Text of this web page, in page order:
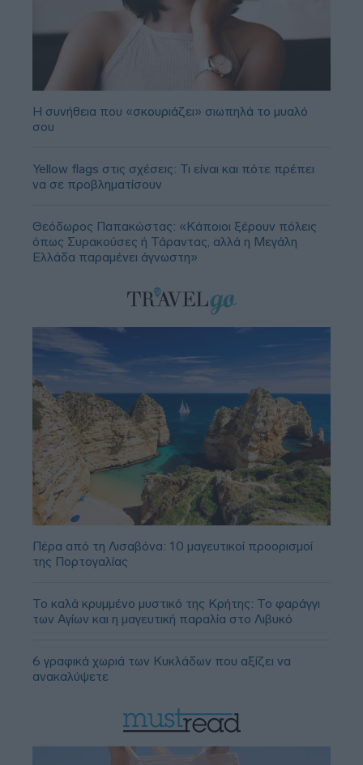
Η συνήθεια που «σκουριάζει» σιωπηλά το μυαλό
σου
Yellow flags στις σχέσεις: Τι είναι και πότε πρέπει
να σε προβληματίσουν
Θεόδωρος Παπακώστας: «Κάποιοι ξέρουν πόλεις
όπως Συρακούσες ή Τάραντας, αλλά η Μεγάλη
Ελλάδα παραμένει άγνωστη»
Πέρα από τη Λισαβόνα: 10 μαγευτικοί προορισμοί
της Πορτογαλίας
Το καλά κρυμμένο μυστικό της Κρήτης: Το φαράγγι
των Αγίων και η μαγευτική παραλία στο Λιβυκό
6 γραφικά χωριά των Κυκλάδων που αξίζει να
ανακαλύψετε